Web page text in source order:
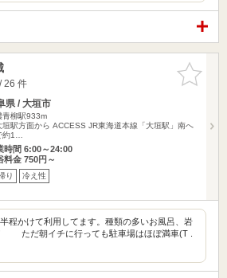
お気に入
りに追加
26 件
県 / 大垣市
青柳駅933m
垣駅方面から ACCESS JR東海道本線「大垣駅」南へ
約1…
時間 6:00～24:00
料金 750円～
り 冷え性
程かけて利用してます。種類の多いお風呂、岩
ただ朝イチに行っても駐車場はほぼ満車(T .